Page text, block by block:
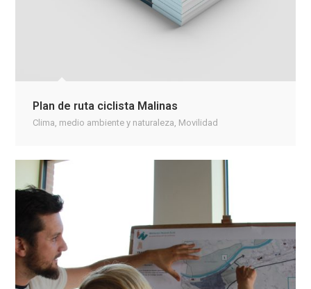
Plan de ruta ciclista Malinas
Clima, medio ambiente y naturaleza, Movilidad